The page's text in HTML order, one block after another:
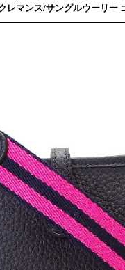
レマンス/サングルウーリー